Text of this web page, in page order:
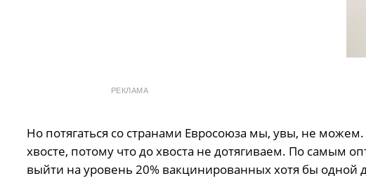
РЕКЛАМА
Но потягаться со странами Евросоюза мы, увы, не
хвосте, потому что до хвоста не дотягиваем. По самым
выйти на уровень 20% вакцинированных хотя бы одной